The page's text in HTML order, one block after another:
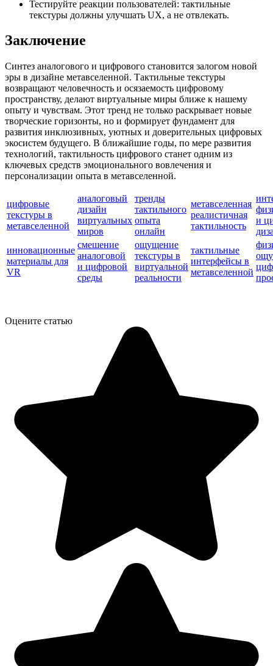
Тестируйте реакции пользователей: тактильные
текстуры должны улучшать UX, а не отвлекать.
Заключение
Синтез аналогового и цифрового становится залогом новой
эры в дизайне метавселенной. Тактильные текстуры
возвращают человечность и осязаемость цифровому
пространству, делают виртуальные миры ближе к нашему
опыту и чувствам. Этот тренд не только раскрывает новые
творческие горизонты, но и формирует фундамент для
развития инклюзивных, уютных и доверительных цифровых
экосистем будущего. В ближайшие годы, по мере развития
технологий, тактильность цифрового станет одним из
ключевых средств эмоционального вовлечения и
персонализации опыта в метавселенной.
цифровые
текстуры в
метавселенной
аналоговый
дизайн
виртуальных
миров
тренды
тактильного
опыта
онлайн
метавселенная
реалистичная
тактильность
и
инновационные
материалы для
VR
смешение
аналоговой
и цифровой
среды
ощущение
текстуры в
виртуальной
реальности
тактильные
интерфейсы в
метавселенной
Оцените статью